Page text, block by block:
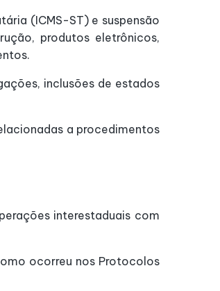
(ICMS-ST) e suspensão
produtos eletrônicos,
inclusões de estados
a procedimentos
interestaduais com
ocorreu nos Protocolos